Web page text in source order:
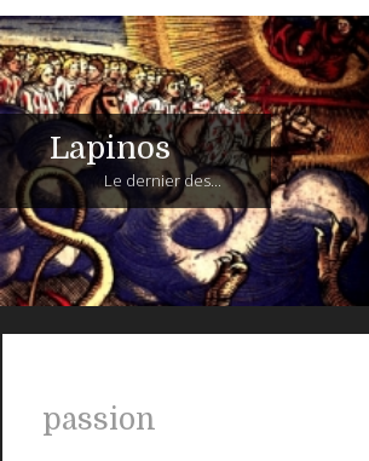
Lapinos
Le dernier des...
passion